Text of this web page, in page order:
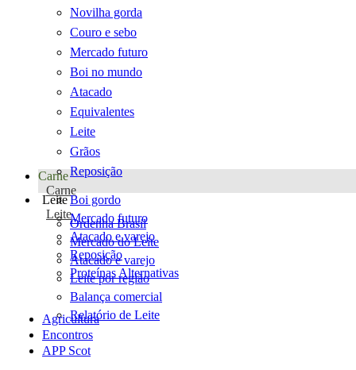
Novilha gorda
Couro e sebo
Mercado futuro
Boi no mundo
Atacado
Equivalentes
Leite
Grãos
Reposição
Carne
Carne
Boi gordo
Mercado futuro
Atacado e varejo
Reposição
Proteínas Alternativas
Leite
Leite
Ordenha Brasil
Mercado do Leite
Atacado e varejo
Leite por região
Balança comercial
Relatório de Leite
Agricultura
Encontros
APP Scot